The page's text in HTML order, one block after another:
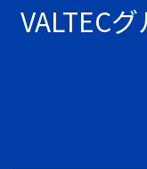
VALTEC